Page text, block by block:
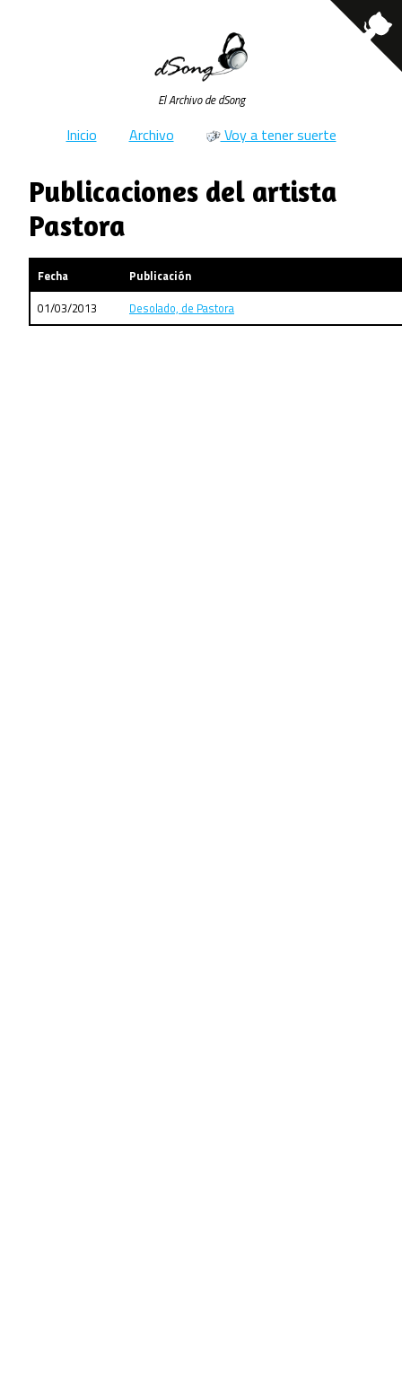
El Archivo de dSong
Inicio Archivo Voy a tener suerte
Publicaciones del artista
Pastora
Fecha
Publicación
01/03/2013
Desolado, de Pastora